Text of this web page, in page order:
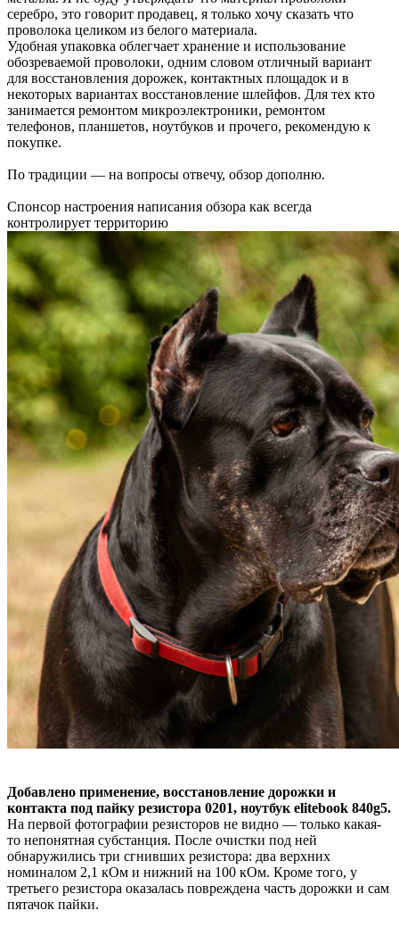
серебро, это говорит продавец, я только хочу сказать что
проволока целиком из белого материала.
Удобная упаковка облегчает хранение и использование
обозреваемой проволоки, одним словом отличный вариант
для восстановления дорожек, контактных площадок и в
некоторых вариантах восстановление шлейфов. Для тех кто
занимается ремонтом микроэлектроники, ремонтом
телефонов, планшетов, ноутбуков и прочего, рекомендую к
покупке.
По традиции — на вопросы отвечу, обзор дополню.
Спонсор настроения написания обзора как всегда
контролирует территорию
Добавлено применение, восстановление дорожки и
контакта под пайку резистора 0201, ноутбук elitebook 840g5.
На первой фотографии резисторов не видно — только какая-
то непонятная субстанция. После очистки под ней
обнаружились три сгнивших резистора: два верхних
номиналом 2,1 кОм и нижний на 100 кОм. Кроме того, у
третьего резистора оказалась повреждена часть дорожки и сам
пятачок пайки.